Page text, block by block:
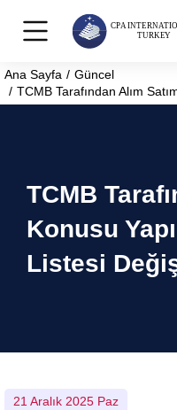
You are here:
Ana Sayfa
Güncel
TCMB Tarafından Alım
TCMB
Konusu
Listesi
21 Aralık 2025 Paz